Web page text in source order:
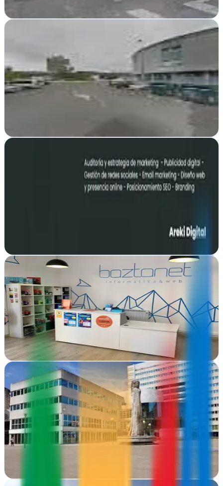
Ver ficha
Ángela Eslava. Comunicación y Publicidad
Valle de Egüés, Navarra
Diseño gráfico y publicidad en Navarra. Ángela Eslava crea
estrategias de marketing que conectan marcas con su audiencia en
Ver ficha
Ver ficha
Baztanet informatika & web
Elizondo, Navarra
Diseño web en Elizondo que crea sitios modernos y funcionales
para empresas navarras. Soluciones digitales adaptadas a tu negocio
Ver ficha completa
Calle 21 Studio
Pamplona, Navarra
Calle 21 Studio transforma ideas en estrategias visuales. Desde
Pamplona, diseñan webs, campañas y soluciones gráficas que
conectan marcas con audiencias
Ver ficha